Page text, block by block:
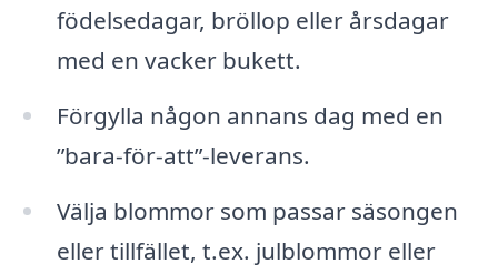
födelsedagar, bröllop eller årsdagar
med en vacker bukett.
Förgylla någon annans dag med en
”bara-för-att”-leverans.
Välja blommor som passar säsongen
eller tillfället, t.ex. julblommor eller